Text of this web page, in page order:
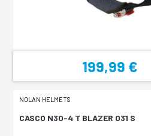
199,99 €
NOLAN HELMETS
CASCO N30-4 T BLAZER 031 S